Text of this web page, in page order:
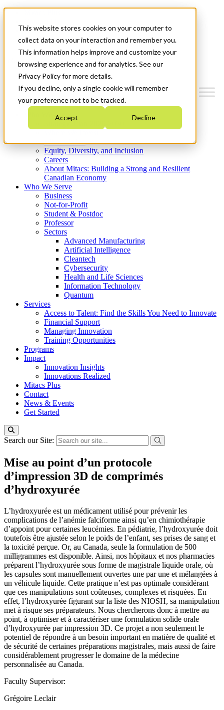
This website stores cookies on your computer to
collect data on your interaction and remember you.
This information helps improve and customize your
browsing experience and for analytics. See our
Privacy Policy for more details.
If you decline, only a single cookie will remember
your preference not to be tracked.
Accept Decline
News & Events
Get Started
Menu
Who We Are
Strategic Plan 2026-2030
What We Do
Equity, Diversity, and Inclusion
Careers
About Mitacs: Building a Strong and Resilient
Canadian Economy
Who We Serve
Business
Not-for-Profit
Student & Postdoc
Professor
Sectors
Advanced Manufacturing
Artificial Intelligence
Cleantech
Cybersecurity
Health and Life Sciences
Information Technology
Quantum
Services
Access to Talent: Find the Skills You Need to Innovate
Financial Support
Managing Innovation
Training Opportunities
Programs
Impact
Innovation Insights
Innovations Realized
Mitacs Plus
Contact
News & Events
Get Started
Search our Site:
Mise au point d’un protocole
d’impression 3D de comprimés
d’hydroxyurée
L’hydroxyurée est un médicament utilisé pour prévenir les
complications de l’anémie falciforme ainsi qu’en chimiothérapie
d’appoint pour certaines leucémies. En pédiatrie, l’hydroxyurée doit
toutefois être ajustée selon le poids de l’enfant, ses prises de sang et
la toxicité perçue. Or, au Canada, seule la formulation de 500
milligrammes est disponible. Ainsi, nos hôpitaux et nos pharmacies
préparent l’hydroxyurée sous forme de magistrale liquide orale, où
les capsules sont manuellement ouvertes une par une et mélangées à
un véhicule liquide. Cette pratique n’est pas optimale considérant
que ces manipulations sont coûteuses, complexes et risquées. En
effet, l’hydroxyurée figurant sur la liste des NIOSH, sa manipulation
met à risque ses préparateurs. Nous chercherons donc à mettre au
point, à optimiser et à caractériser une formulation solide orale
d’hydroxyurée par impression 3D. Ce projet a non seulement le
potentiel de répondre à un besoin important en matière de qualité et
de sécurité de certaines préparations magistrales, mais aussi de faire
considérablement progresser le domaine de la médecine
personnalisée au Canada.
Faculty Supervisor:
Grégoire Leclair